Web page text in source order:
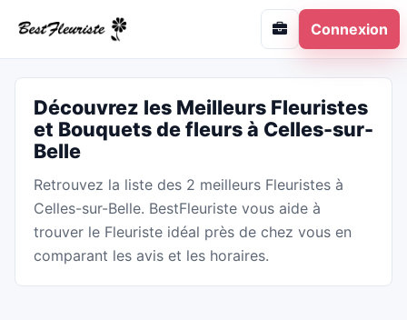
Connexion
Découvrez les Meilleurs Fleuristes
et Bouquets de fleurs à Celles-sur-
Belle
Retrouvez la liste des 2 meilleurs Fleuristes à
Celles-sur-Belle. BestFleuriste vous aide à
trouver le Fleuriste idéal près de chez vous en
comparant les avis et les horaires.